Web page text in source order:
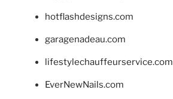
hotflashdesigns.com
garagenadeau.com
lifestylechauffeurservice.com
EverNewNails.com